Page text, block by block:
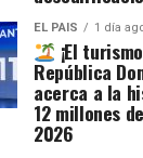
EL PAIS 1 día
¡El
República
acerca a la
12 millones
2026